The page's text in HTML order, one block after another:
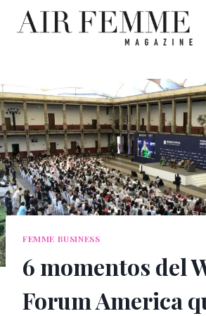
Saltar
FEMME BUSINESS
6 momentos del
Forum America